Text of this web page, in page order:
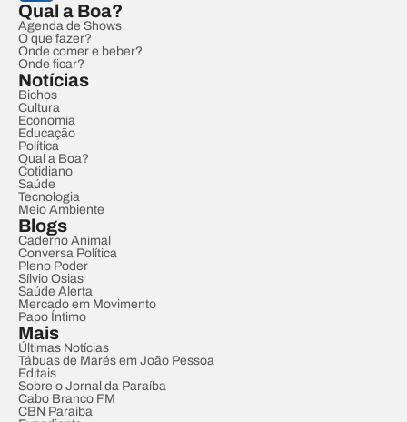
Qual a Boa?
Agenda de Shows
O que fazer?
Onde comer e beber?
Onde ficar?
Notícias
Bichos
Cultura
Economia
Educação
Política
Qual a Boa?
Cotidiano
Saúde
Tecnologia
Meio Ambiente
Blogs
Caderno Animal
Conversa Política
Pleno Poder
Sílvio Osias
Saúde Alerta
Mercado em Movimento
Papo Íntimo
Mais
Últimas Notícias
Tábuas de Marés em João Pessoa
Editais
Sobre o Jornal da Paraíba
Cabo Branco FM
CBN Paraíba